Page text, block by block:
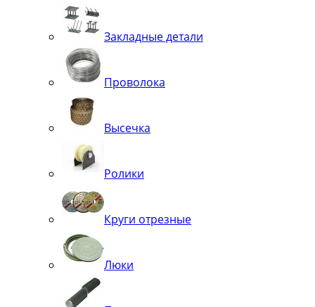
Закладные детали
Проволока
Высечка
Ролики
Круги отрезные
Люки